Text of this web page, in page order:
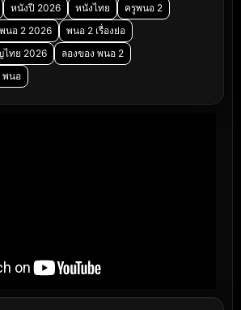
หนังปี 2026 หนังไทย
ครูพนอ 2
พนอ 2 2026
พนอ 2 เรื่องย่อ
ทย 2026
ลองของ พนอ 2
พนอ